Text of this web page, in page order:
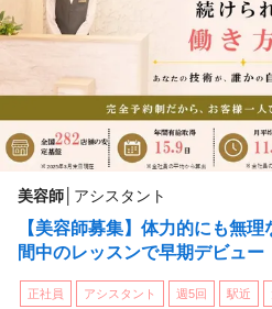
美容師 アシスタント
【美容師募集】体力的にも無
間中のレッスンで早期デビュー
正社員 アシスタント 週5回 駅近